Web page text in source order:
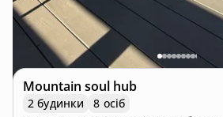
Mountain soul hub
2 будинки
8 осіб